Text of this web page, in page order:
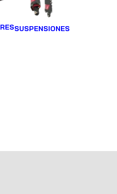
SUSPENSIONES